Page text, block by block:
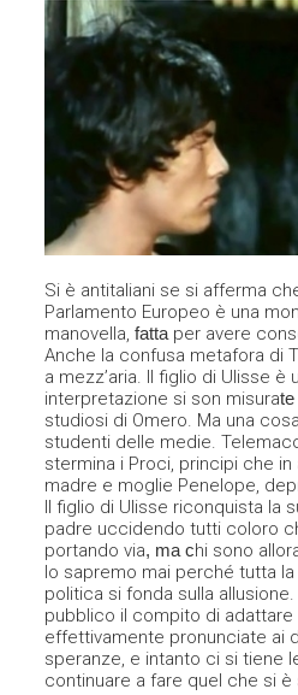
Si è antitaliani se si afferma
Parlamento Europeo è una
manovella,fattaper avere
Anche la confusa metafora di
a mezz’aria. Il figlio di Ulisse
interpretazione si son misurate
studiosi di Omero. Ma una
studenti delle medie.
stermina i Proci, principi che
madre e moglie Penelope,
Il figlio di Ulisse riconquista la
padre uccidendo tutti coloro
portando via, ma chi sono
lo sapremo mai perché tutta
politica si fonda sulla allusione.
pubblico il compito di adattare
effettivamente pronunciate ai
speranze, e intanto ci si tiene
continuare a fare quel che si